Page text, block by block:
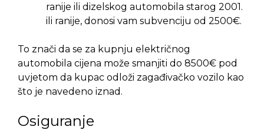
ranije ili dizelskog automobila starog 2001.
ili ranije, donosi vam subvenciju od 2500€.
To znači da se za kupnju električnog
automobila cijena može smanjiti do 8500€ pod
uvjetom da kupac odloži zagađivačko vozilo kao
što je navedeno iznad.
Osiguranje